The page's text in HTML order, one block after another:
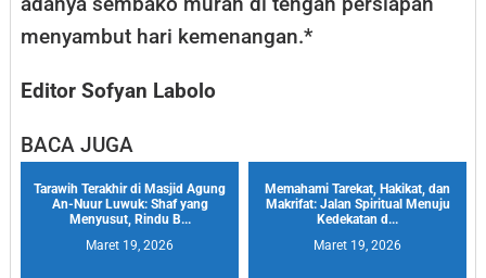
menyambut hari kemenangan.*
Editor Sofyan Labolo
BACA JUGA
Tarawih Terakhir di Masjid Agung
An-Nuur Luwuk: Shaf yang
Menyusut, Rindu B...
Maret 19, 2026
Memahami Tarekat, Hakikat, dan
Makrifat: Jalan Spiritual Menuju
Kedekatan d...
Maret 19, 2026